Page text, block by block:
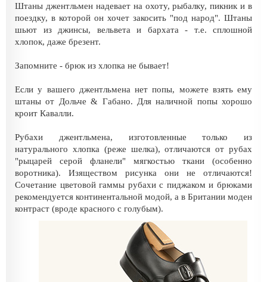
Штаны джентльмен надевает на охоту, рыбалку, пикник и в
поездку, в которой он хочет закосить "под народ". Штаны
шьют из джинсы, вельвета и бархата - т.е. сплошной
хлопок, даже брезент.
Запомните - брюк из хлопка не бывает!
Если у вашего джентльмена нет попы, можете взять ему
штаны от Дольче & Габано. Для наличной попы хорошо
кроит Кавалли.
Рубахи джентльмена, изготовленные только из
натурального хлопка (реже шелка), отличаются от рубах
"рыцарей серой фланели" мягкостью ткани (особенно
воротника). Изяществом рисунка они не отличаются!
Сочетание цветовой гаммы рубахи с пиджаком и брюками
рекомендуется континентальной модой, а в Британии моден
контраст (вроде красного с голубым).